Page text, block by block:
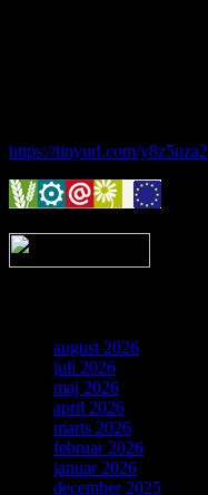
https://tinyurl.com/y8z5uza2
august 2026
juli 2026
maj 2026
april 2026
marts 2026
februar 2026
januar 2026
december 2025